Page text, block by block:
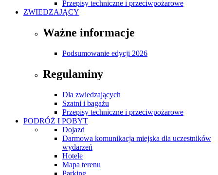
Przepisy techniczne i przeciwpożarowe
ZWIEDZAJĄCY
Ważne informacje
Podsumowanie edycji 2026
Regulaminy
Dla zwiedzających
Szatni i bagażu
Przepisy techniczne i przeciwpożarowe
PODRÓŻ I POBYT
Dojazd
Darmowa komunikacja miejska dla uczestników
wydarzeń
Hotele
Mapa terenu
Parking